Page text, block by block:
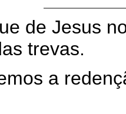
de Jesus
trevas.
a